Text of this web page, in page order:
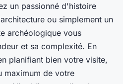
un passionné d'histoire
ou simplement un
archéologique vous
et sa complexité. En
planifiant bien votre visite,
maximum de votre